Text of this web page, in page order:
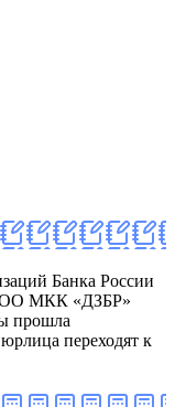
Банка России
ООО МКК «ДЗБР»
прошла
переходят к